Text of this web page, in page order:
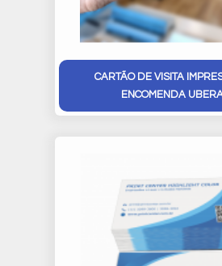
CARTÃO DE VISITA
ENCOMENDA